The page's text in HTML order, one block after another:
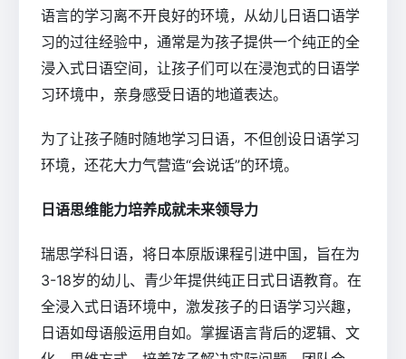
语言的学习离不开良好的环境，从幼儿日语口语学
习的过往经验中，通常是为孩子提供一个纯正的全
浸入式日语空间，让孩子们可以在浸泡式的日语学
习环境中，亲身感受日语的地道表达。
为了让孩子随时随地学习日语，不但创设日语学习
环境，还花大力气营造“会说话”的环境。
日语思维能力培养成就未来领导力
瑞思学科日语，将日本原版课程引进中国，旨在为
3-18岁的幼儿、青少年提供纯正日式日语教育。在
全浸入式日语环境中，激发孩子的日语学习兴趣，
日语如母语般运用自如。掌握语言背后的逻辑、文